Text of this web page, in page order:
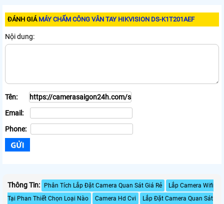
ĐÁNH GIÁ MÁY CHẤM CÔNG VÂN TAY HIKVISION DS-K1T201AEF
Nội dung:
Tên:
Email:
Phone:
Thông Tin: Phân Tích Lắp Đặt Camera Quan Sát Giá Rẻ
Lắp Camera Wifi
Tại Phan Thiết Chọn Loại Nào
Camera Hd Cvi
Lắp Đặt Camera Quan Sát